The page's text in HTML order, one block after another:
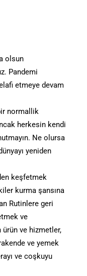
olsun
Pandemi
etmeye devam
normallik
herkesin kendi
Ne olursa
yeniden
keşfetmek
kurma şansına
Rutinlere geri
ve
ürün ve hizmetler,
ve yemek
ve coşkuyu